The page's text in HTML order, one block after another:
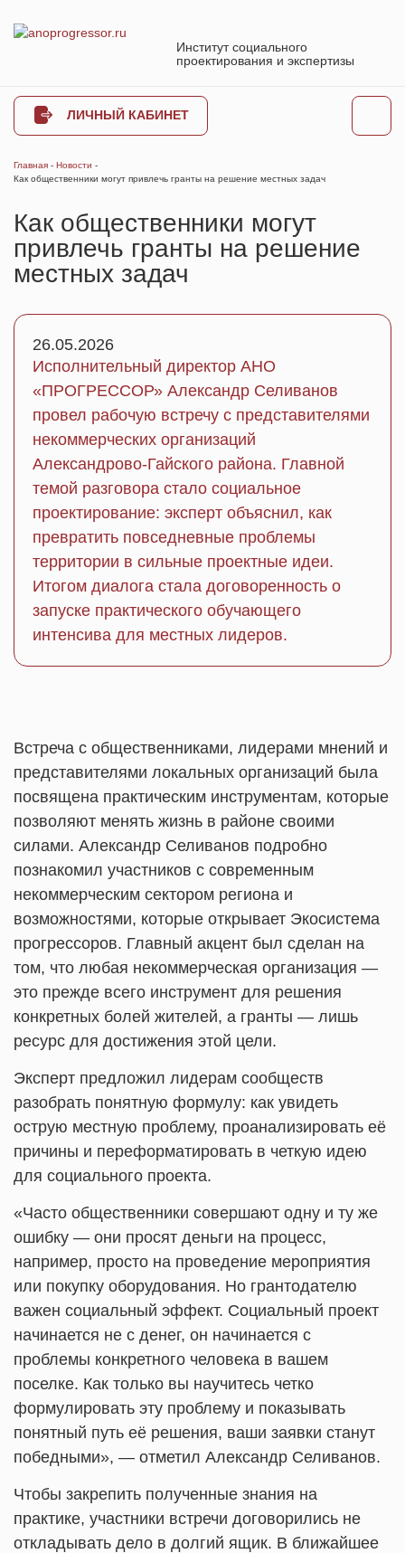
Институт социального
проектирования и экспертизы
ЛИЧНЫЙ КАБИНЕТ
Главная - Новости -
Как общественники могут привлечь гранты на решение местных задач
Как общественники могут
привлечь гранты на решение
местных задач
Исполнительный директор АНО
«ПРОГРЕССОР» Александр Селиванов
провел рабочую встречу с представителями
некоммерческих организаций
Александрово-Гайского района. Главной
темой разговора стало социальное
проектирование: эксперт объяснил, как
превратить повседневные проблемы
территории в сильные проектные идеи.
Итогом диалога стала договоренность о
запуске практического обучающего
интенсива для местных лидеров.
26.05.2026
Встреча с общественниками, лидерами мнений и
представителями локальных организаций была
посвящена практическим инструментам, которые
позволяют менять жизнь в районе своими
силами. Александр Селиванов подробно
познакомил участников с современным
некоммерческим сектором региона и
возможностями, которые открывает Экосистема
прогрессоров. Главный акцент был сделан на
том, что любая некоммерческая организация —
это прежде всего инструмент для решения
конкретных болей жителей, а гранты — лишь
ресурс для достижения этой цели.
Эксперт предложил лидерам сообществ
разобрать понятную формулу: как увидеть
острую местную проблему, проанализировать её
причины и переформатировать в четкую идею
для социального проекта.
«Часто общественники совершают одну и ту же
ошибку — они просят деньги на процесс,
например, просто на проведение мероприятия
или покупку оборудования. Но грантодателю
важен социальный эффект. Социальный проект
начинается не с денег, он начинается с
проблемы конкретного человека в вашем
поселке. Как только вы научитесь четко
формулировать эту проблему и показывать
понятный путь её решения, ваши заявки станут
победными», — отметил Александр Селиванов.
Чтобы закрепить полученные знания на
практике, участники встречи договорились не
откладывать дело в долгий ящик. В ближайшее